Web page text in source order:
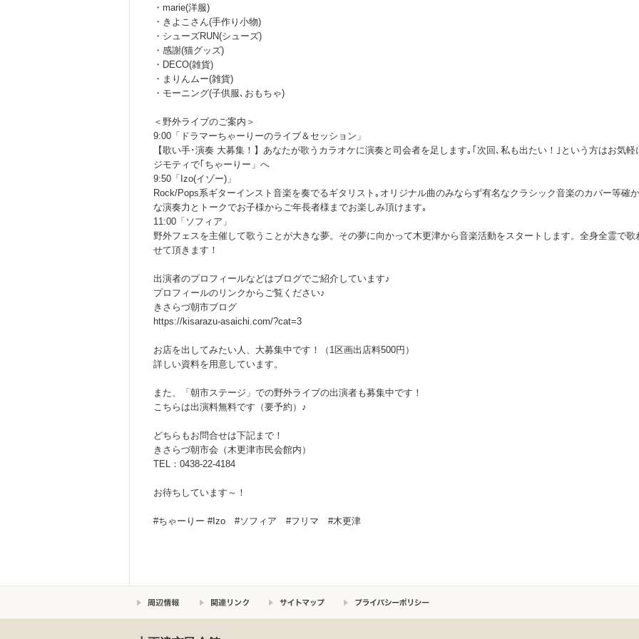
・marie(洋服)
・きよこさん(手作り小物)
・シューズRUN(シューズ)
・感謝(猫グッズ)
・DECO(雑貨)
・まりんムー(雑貨)
・モーニング(子供服､おもちゃ)
＜野外ライブのご案内＞
9:00「ドラマーちゃーりーのライブ＆セッション」
【歌い手･演奏 大募集！】あなたが歌うカラオケに演奏と司会者を足します｡｢次回､私も出たい！｣という方はお気軽
ジモティで｢ちゃーりー」へ
9:50「Izo(イゾー)」
Rock/Pops系ギターインスト音楽を奏でるギタリスト｡オリジナル曲のみならず有名なクラシック音楽のカバー等確か
な演奏力とトークでお子様からご年長者様までお楽しみ頂けます｡
11:00「ソフィア」
野外フェスを主催して歌うことが大きな夢。その夢に向かって木更津から音楽活動をスタートします。全身全霊で歌
せて頂きます！
出演者のプロフィールなどはブログでご紹介しています♪
プロフィールのリンクからご覧ください♪
きさらづ朝市ブログ
https://kisarazu-asaichi.com/?cat=3
お店を出してみたい人、大募集中です！（1区画出店料500円）
詳しい資料を用意しています。
また、「朝市ステージ」での野外ライブの出演者も募集中です！
こちらは出演料無料です（要予約）♪
どちらもお問合せは下記まで！
きさらづ朝市会（木更津市民会館内）
TEL：0438-22-4184
お待ちしています～！
#ちゃーりー #Izo #ソフィア #フリマ #木更津